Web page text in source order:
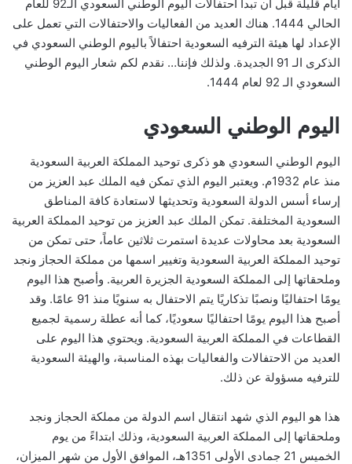
أيام قليلة قبل أن تبدأ احتفالات اليوم الوطني السعودي الـ92 للعام
الحالي 1444. هناك العديد من الفعاليات والاحتفالات التي تعمل على
الإعداد لها هيئة الترفيه السعودية احتفالاً باليوم الوطني السعودي في
الذكرى الـ 91 الجديدة. ولذلك فإننا… نقدم لكم شعار اليوم الوطني
السعودي الـ 92 لعام 1444.
اليوم الوطني السعودي
اليوم الوطني السعودي هو ذكرى توحيد المملكة العربية السعودية
منذ عام 1932م. ويعتبر اليوم الذي تمكن فيه الملك عبد العزيز من
إرساء أسس الدولة السعودية وتحديثها لاستعادة كافة المناطق
السعودية المختلفة. تمكن الملك عبد العزيز من توحيد المملكة العربية
السعودية بعد محاولات عديدة استمرت ثلاثين عاماً، حتى تمكن من
توحيد المملكة العربية السعودية وتغيير اسمها من مملكة الحجاز ونجد
وملحقاتها إلى المملكة السعودية الجزيرة العربية. وأصبح هذا اليوم
يومًا احتفاليًا ونصبًا تذكاريًا يتم الاحتفال به سنويًا منذ 91 عامًا. وقد
أصبح هذا اليوم يومًا احتفاليًا سعوديًا، كما أنه عطلة رسمية لجميع
القطاعات في المملكة العربية السعودية. ويحتوي هذا اليوم على
العديد من الاحتفالات والفعاليات بهذه المناسبة، والهيئة السعودية
للترفيه مسؤولة عن ذلك.
هذا هو اليوم الذي شهد انتقال اسم الدولة من مملكة الحجاز ونجد
وملحقاتها إلى المملكة العربية السعودية، وذلك ابتداءً من يوم
الخميس 21 جمادى الأولى 1351هـ، الموافق الأول من شهر الميزان،